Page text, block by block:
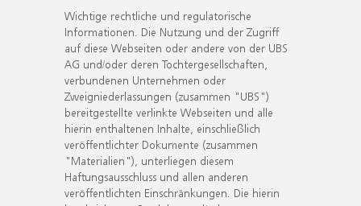
Wichtige rechtliche und regulatorische
Informationen. Die Nutzung und der Zugriff
auf diese Webseiten oder andere von der UBS
AG und/oder deren Tochtergesellschaften,
verbundenen Unternehmen oder
Zweigniederlassungen (zusammen "UBS")
bereitgestellte verlinkte Webseiten und alle
hierin enthaltenen Inhalte, einschließlich
veröffentlichter Dokumente (zusammen
"Materialien"), unterliegen diesem
Haftungsausschluss und allen anderen
veröffentlichten Einschränkungen. Die hierin